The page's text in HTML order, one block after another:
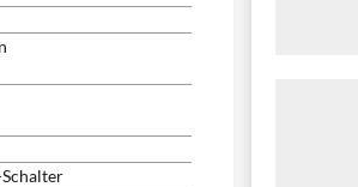
Schalter